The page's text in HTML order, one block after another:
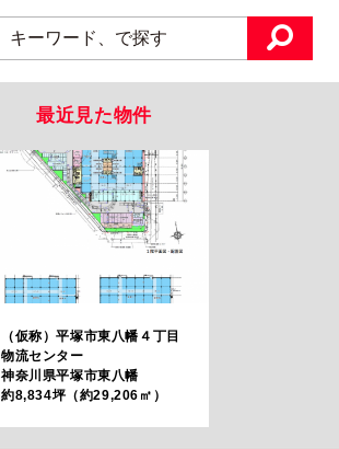
最近見た物件
（仮称）平塚市東八幡４丁目
物流センター
神奈川県平塚市東八幡
約8,834坪（約29,206㎡）